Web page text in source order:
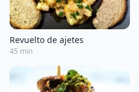
Revuelto de ajetes
45 min